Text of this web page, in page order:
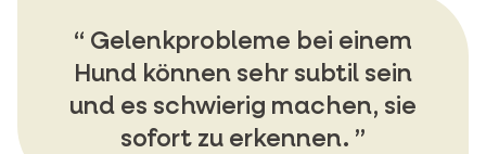
Gelenkprobleme bei einem
Hund können sehr subtil sein
und es schwierig machen, sie
sofort zu erkennen.